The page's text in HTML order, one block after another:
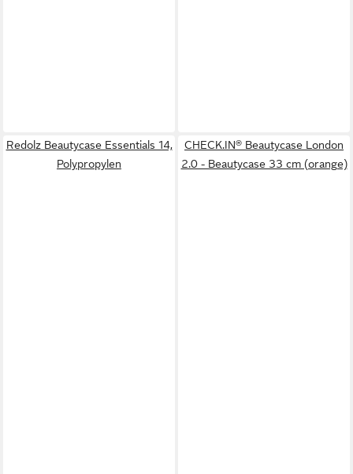
Redolz Beautycase Essentials 14,
Polypropylen
CHECK.IN® Beautycase London
2.0 - Beautycase 33 cm (orange)